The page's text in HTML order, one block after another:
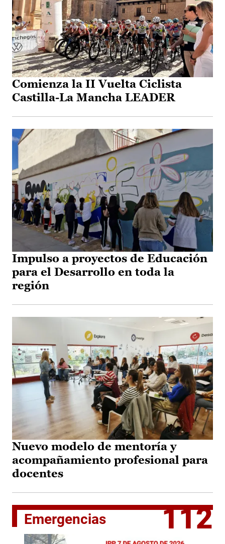
Comienza la II Vuelta Ciclista
Castilla-La Mancha LEADER
Impulso a proyectos de Educación
para el Desarrollo en toda la
región
Nuevo modelo de mentoría y
acompañamiento profesional para
docentes
Emergencias 112